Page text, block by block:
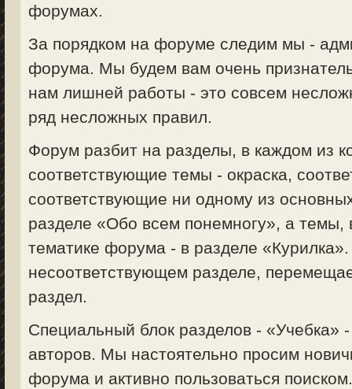
форумах.
За порядком на форуме следим мы -
форума. Мы будем вам очень
нам лишней работы - это совсем
ряд несложных правил.
Форум разбит на разделы, в каждом из
соответствующие темы - окраска,
соответствующие ни одному из
разделе «Обо всем понемногу», а
тематике форума - в разделе
несоответствующем разделе,
раздел.
Специальный блок разделов -
авторов. Мы настоятельно просим
форума и активно пользоваться